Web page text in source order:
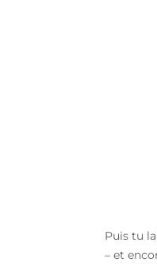
Puis tu
– et